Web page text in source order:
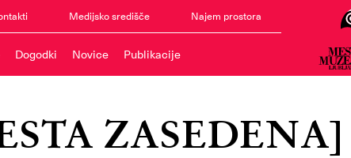
Medijsko središče Najem prostora
Dogodki Novice Publikacije
ZASEDENA]